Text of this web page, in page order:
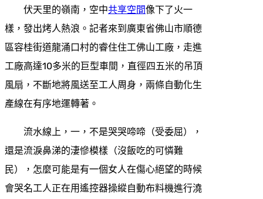
伏天里的嶺南，空中共享空間像下了火一
樣，發出烤人熱浪。記者來到廣東省佛山市順德
區容桂街道龍涌口村的睿住住工佛山工廠，走進
工廠高達10多米的巨型車間，直徑四五米的吊頂
風扇，不斷地將風送至工人周身，兩條自動化生
產線在有序地運轉著。
流水線上，一，不是哭哭啼啼（受委屈），
還是流淚鼻涕的淒慘模樣（沒飯吃的可憐難
民），怎麼可能是有一個女人在傷心絕望的時候
會哭名工人正在用遙控器操縱自動布料機進行澆